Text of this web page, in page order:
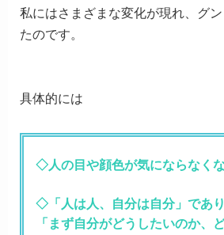
私にはさまざまな変化が現れ、 グ
たのです。
具体的には
◇人の目や顔色が気にならなく
◇「人は人、自分は自分」であり
「まず自分がどうしたいのか、